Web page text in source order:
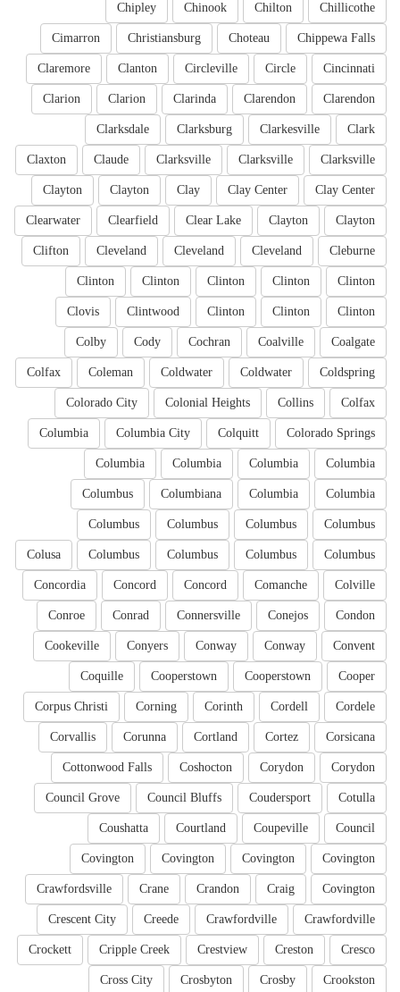
Chillicothe
Chilton
Chinook
Chipley
Chippewa Falls
Choteau
Christiansburg
Cimarron
Cincinnati
Circle
Circleville
Clanton
Claremore
Clarendon
Clarendon
Clarinda
Clarion
Clarion
Clark
Clarkesville
Clarksburg
Clarksdale
Clarksville
Clarksville
Clarksville
Claude
Claxton
Clay Center
Clay Center
Clay
Clayton
Clayton
Clayton
Clayton
Clear Lake
Clearfield
Clearwater
Cleburne
Cleveland
Cleveland
Cleveland
Clifton
Clinton
Clinton
Clinton
Clinton
Clinton
Clinton
Clinton
Clinton
Clintwood
Clovis
Coalgate
Coalville
Cochran
Cody
Colby
Coldspring
Coldwater
Coldwater
Coleman
Colfax
Colfax
Collins
Colonial Heights
Colorado City
Colorado Springs
Colquitt
Columbia City
Columbia
Columbia
Columbia
Columbia
Columbia
Columbia
Columbia
Columbiana
Columbus
Columbus
Columbus
Columbus
Columbus
Columbus
Columbus
Columbus
Columbus
Colusa
Colville
Comanche
Concord
Concord
Concordia
Condon
Conejos
Connersville
Conrad
Conroe
Convent
Conway
Conway
Conyers
Cookeville
Cooper
Cooperstown
Cooperstown
Coquille
Cordele
Cordell
Corinth
Corning
Corpus Christi
Corsicana
Cortez
Cortland
Corunna
Corvallis
Corydon
Corydon
Coshocton
Cottonwood Falls
Cotulla
Coudersport
Council Bluffs
Council Grove
Council
Coupeville
Courtland
Coushatta
Covington
Covington
Covington
Covington
Covington
Craig
Crandon
Crane
Crawfordsville
Crawfordville
Crawfordville
Creede
Crescent City
Cresco
Creston
Crestview
Cripple Creek
Crockett
Crookston
Crosby
Crosbyton
Cross City